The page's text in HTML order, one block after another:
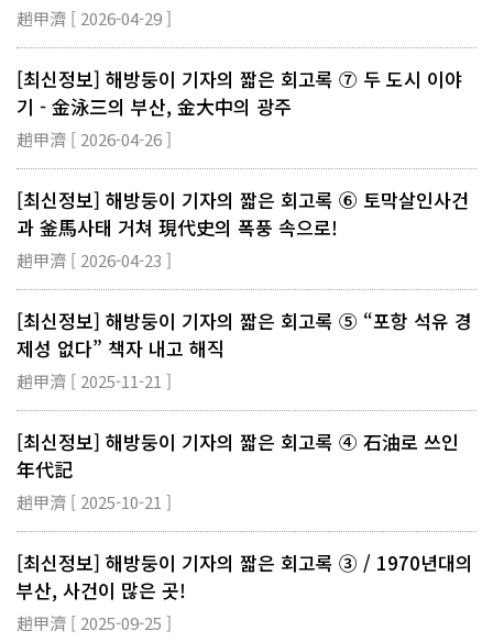
趙甲濟 [ 2026-04-29 ]
[최신정보] 해방둥이 기자의 짧은 회고록 ⑦ 두 도시 이야
기 - 金泳三의 부산, 金大中의 광주
趙甲濟 [ 2026-04-26 ]
[최신정보] 해방둥이 기자의 짧은 회고록 ⑥ 토막살인사건
과 釜馬사태 거쳐 現代史의 폭풍 속으로!
趙甲濟 [ 2026-04-23 ]
[최신정보] 해방둥이 기자의 짧은 회고록 ⑤ “포항 석유 경
제성 없다” 책자 내고 해직
趙甲濟 [ 2025-11-21 ]
[최신정보] 해방둥이 기자의 짧은 회고록 ④ 石油로 쓰인
年代記
趙甲濟 [ 2025-10-21 ]
[최신정보] 해방둥이 기자의 짧은 회고록 ③ / 1970년대의
부산, 사건이 많은 곳!
趙甲濟 [ 2025-09-25 ]